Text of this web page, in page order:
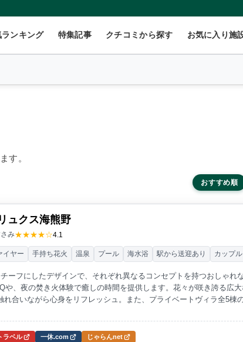
ランキング 特集記事 クチコミから探す お気に入り施
ビン
1組限定貸切
火 温泉 プール 海水浴 ドッグラン
す。
おすすめ順
ュクス海熊野
み★★★★☆4.1
ーフにしたデザインで、それぞれ異なるコンセプトを持つおしゃれ
や、夜の焚き火体験で癒しの時間を提供します。花々が咲き誇る広
れ合いながら心身をリフレッシュ。また、プライベートヴィラ全5棟
のご宿泊の受け入れを開始。和歌山の魅力を五感で感じる特別な宿
イヤー 手持ち花火 温泉 プール 海水浴 駅から送迎あり カップル
ラベル 一休.com じゃらんnet